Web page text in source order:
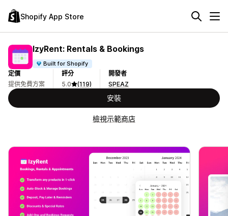
Shopify App Store
IzyRent: Rentals & Bookings
Built for Shopify
定價
提供免費方案
評分
5.0
(119)
開發者
SPEAZ
安裝
檢視示範商店